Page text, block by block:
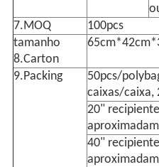
7.MOQ
100pcs
tamanho
8.Carton
9.Packing
50pcs/
caixas/caixa,
20"
40"